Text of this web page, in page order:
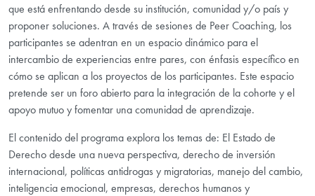
que está enfrentando desde su institución, comunidad y/o país y
proponer soluciones. A través de sesiones de Peer Coaching, los
participantes se adentran en un espacio dinámico para el
intercambio de experiencias entre pares, con énfasis específico en
cómo se aplican a los proyectos de los participantes. Este espacio
pretende ser un foro abierto para la integración de la cohorte y el
apoyo mutuo y fomentar una comunidad de aprendizaje.
El contenido del programa explora los temas de: El Estado de
Derecho desde una nueva perspectiva, derecho de inversión
internacional, políticas antidrogas y migratorias, manejo del cambio,
inteligencia emocional, empresas, derechos humanos y